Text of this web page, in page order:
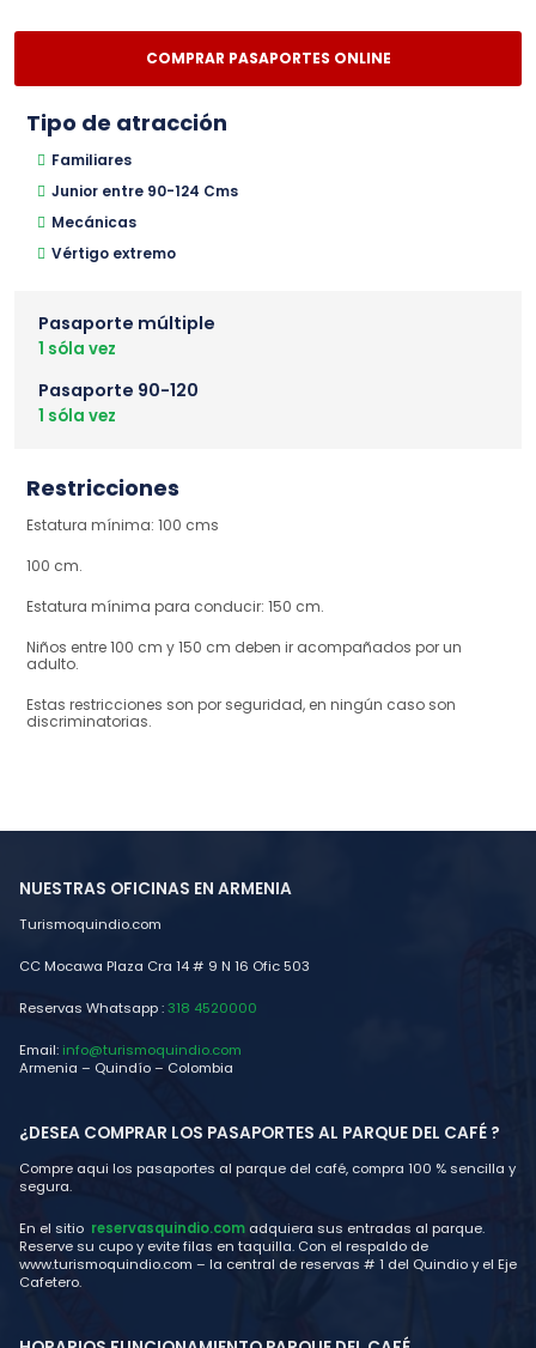
COMPRAR PASAPORTES ONLINE
Tipo de atracción
Familiares
Junior entre 90-124 Cms
Mecánicas
Vértigo extremo
Pasaporte múltiple
1 sóla vez
Pasaporte 90-120
1 sóla vez
Restricciones
Estatura mínima: 100 cms
100 cm.
Estatura mínima para conducir: 150 cm.
Niños entre 100 cm y 150 cm deben ir acompañados por un
adulto.
Estas restricciones son por seguridad, en ningún caso son
discriminatorias.
NUESTRAS OFICINAS EN ARMENIA
Turismoquindio.com
CC Mocawa Plaza Cra 14 # 9 N 16 Ofic 503
Reservas Whatsapp :318 4520000
Email: info@turismoquindio.com
Armenia – Quindío – Colombia
¿DESEA COMPRAR LOS PASAPORTES AL PARQUE DEL CAFÉ ?
Compre aqui los pasaportes al parque del café, compra 100 % sencilla y
segura.
En el sitio reservasquindio.com adquiera sus entradas al parque.
Reserve su cupo y evite filas en taquilla. Con el respaldo de
www.turismoquindio.com – la central de reservas # 1 del Quindio y el Eje
Cafetero.